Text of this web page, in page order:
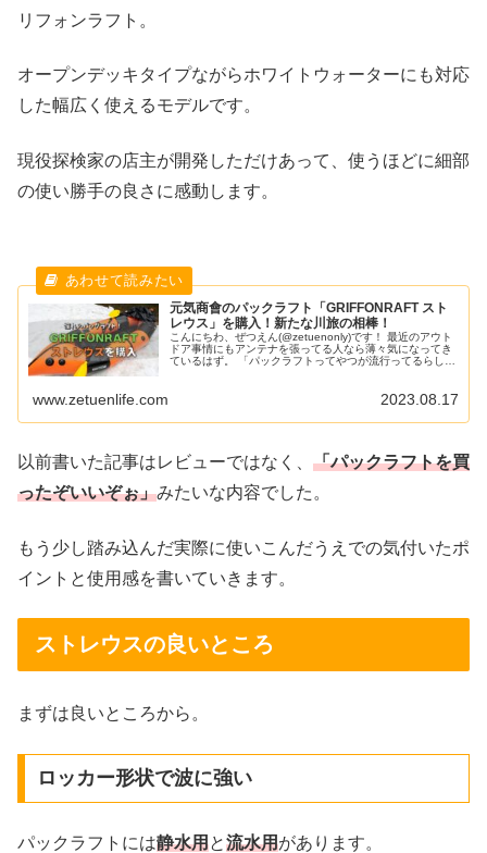
リフォンラフト。
オープンデッキタイプながらホワイトウォーターにも対応
した幅広く使えるモデルです。
現役探検家の店主が開発しただけあって、使うほどに細部
の使い勝手の良さに感動します。
元気商會のパックラフト「GRIFFONRAFT スト
レウス」を購入！新たな川旅の相棒！
こんにちわ、ぜつえん(@zetuenonly)です！ 最近のアウト
ドア事情にもアンテナを張ってる人なら薄々気になってき
ているはず。 「パックラフトってやつが流行ってるらしい
流行に逆らえずホイホイパックラフトを買ってしまった話
www.zetuenlife.com 2023.08.17
以前書いた記事はレビューではなく、 「パックラフトを買
ったぞいいぞぉ」みたいな内容でした。
もう少し踏み込んだ実際に使いこんだうえでの気付いたポ
イントと使用感を書いていきます。
ストレウスの良いところ
まずは良いところから。
ロッカー形状で波に強い
パックラフトには静水用と流水用があります。